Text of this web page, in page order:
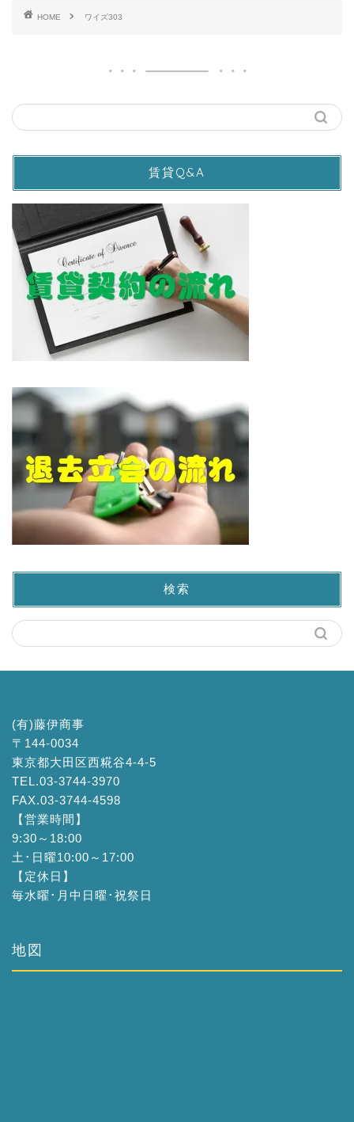
HOME ワイズ303
賃貸Q&A
検索
(有)藤伊商事
〒144-0034
東京都大田区西糀谷4-4-5
TEL.03-3744-3970
FAX.03-3744-4598
【営業時間】
9:30～18:00
土･日曜10:00～17:00
【定休日】
毎水曜･月中日曜･祝祭日
地図